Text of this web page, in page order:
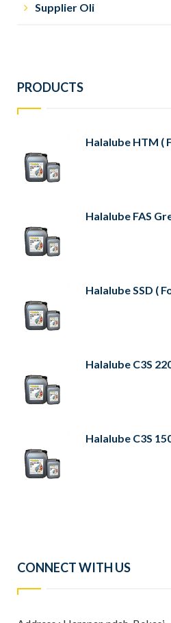
Supplier Oli
PRODUCTS
Halalube HTM (
Halalube FAS
Halalube SSD (
Halalube C3S
Halalube C3S
CONNECT WITH US